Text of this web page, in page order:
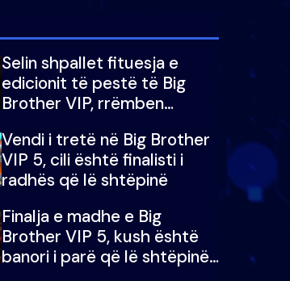
Selin shpallet fituesja e
edicionit të pestë të Big
Brother VIP, rrëmben
mijë eurosh
Vendi i tretë në Big Brother
VIP 5, cili është finalisti i
radhës që lë shtëpinë
Finalja e madhe e Big
Brother VIP 5, kush është
banori i parë që lë shtëpinë